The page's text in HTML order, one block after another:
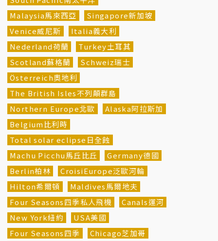
Malaysia馬來西亞
Singapore新加坡
Venice威尼斯
Italia義大利
Nederland荷蘭
Turkey土耳其
Scotland蘇格蘭
Schweiz瑞士
Österreich奧地利
The British Isles不列顛群島
Northern Europe北歐
Alaska阿拉斯加
Belgium比利時
Total solar eclipse日全蝕
Machu Picchu馬丘比丘
Germany德國
Berlin柏林
CroisiEurope泛歐河輪
Hilton希爾頓
Maldives馬爾地夫
Four Seasons四季私人飛機
Canals運河
New York紐約
USA美國
Four Seasons四季
Chicago芝加哥